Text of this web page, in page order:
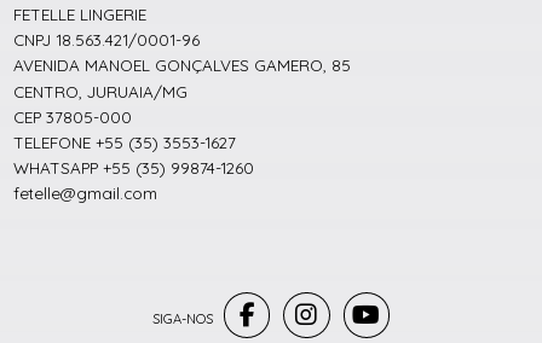
FETELLE LINGERIE
CNPJ 18.563.421/0001-96
AVENIDA MANOEL GONÇALVES GAMERO, 85
CENTRO, JURUAIA/MG
CEP 37805-000
TELEFONE +55 (35) 3553-1627
WHATSAPP +55 (35) 99874-1260
fetelle@gmail.com